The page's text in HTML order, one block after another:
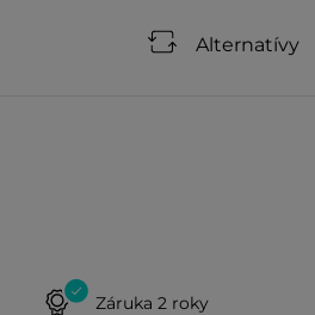
Alternatívy
Záruka 2 roky